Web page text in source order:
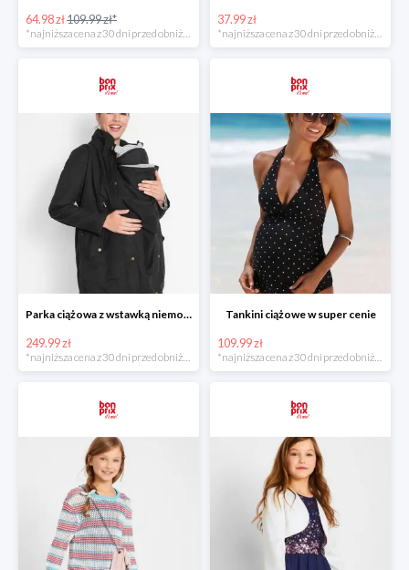
64.98 zł109.99 zł*
*najniższa cena z 30 dni przed obniżką
37.99 zł
*najniższa cena z 30 dni przed obniżką
Parka ciążowa z wstawką niemowlęcą na nosidełko w super cenie
249.99 zł
Tankini ciążowe w super cenie
109.99 zł